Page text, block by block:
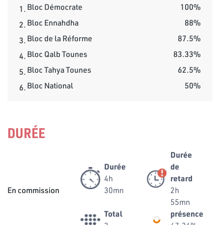
1.Bloc Démocrate
100%
2.Bloc Ennahdha
88%
3.Bloc de la Réforme
87.5%
4.Bloc Qalb Tounes
83.33%
5.Bloc Tahya Tounes
62.5%
6.Bloc National 50%
DURÉE
En commission
Durée
4h
30mn
Durée
de
retard
2h
55mn
Total
présence